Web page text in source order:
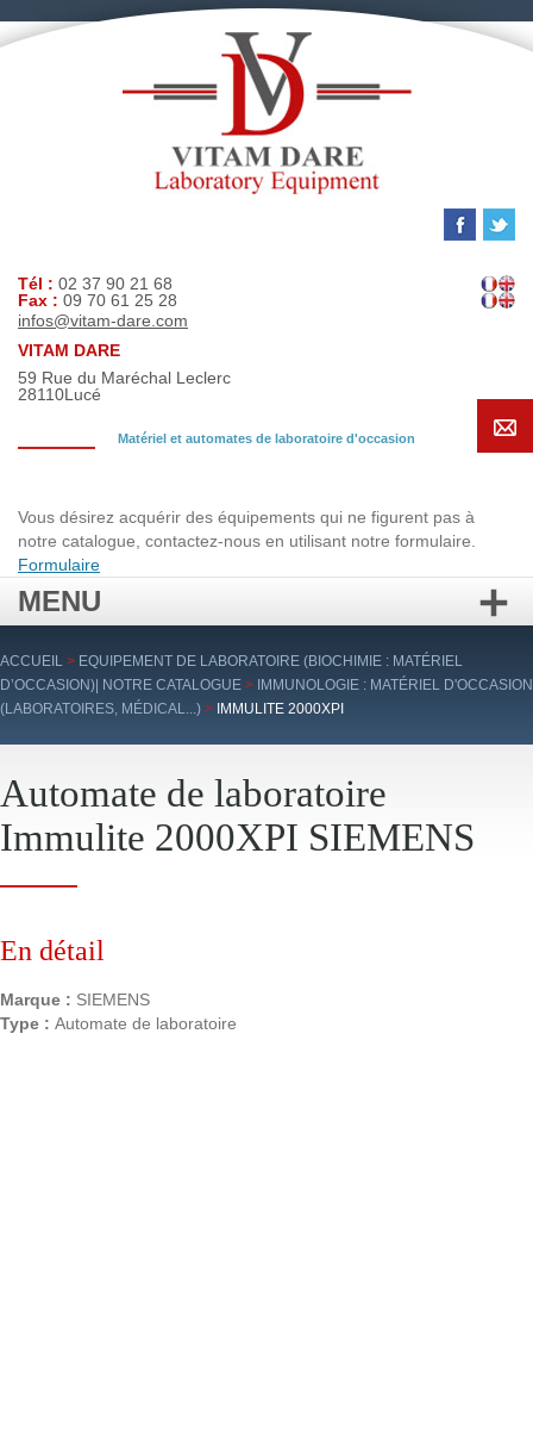
Tél : 02 37 90 21 68
Fax : 09 70 61 25 28
infos@vitam-dare.com
VITAM DARE
59 Rue du Maréchal Leclerc
28110Lucé
Matériel et automates de laboratoire d'occasion
Vous désirez acquérir des équipements qui ne figurent pas à
notre catalogue, contactez-nous en utilisant notre formulaire.
Formulaire
MENU
Aller
au
contenu
ACCUEIL > EQUIPEMENT DE LABORATOIRE (BIOCHIMIE : MATÉRIEL
D’OCCASION)| NOTRE CATALOGUE > IMMUNOLOGIE : MATÉRIEL D'OCCASION
(LABORATOIRES, MÉDICAL...) > IMMULITE 2000XPI
Automate de laboratoire
Immulite 2000XPI SIEMENS
En détail
Marque : SIEMENS
Type : Automate de laboratoire